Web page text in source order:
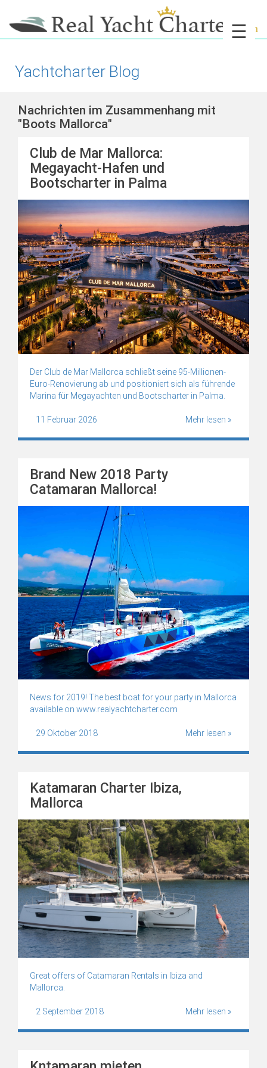
☰
Yachtcharter Blog
Nachrichten im Zusammenhang mit
"Boots Mallorca"
Club de Mar Mallorca:
Megayacht-Hafen und
Bootscharter in Palma
Der Club de Mar Mallorca schließt seine 95-Millionen-
Euro-Renovierung ab und positioniert sich als führende
Marina für Megayachten und Bootscharter in Palma.
11 Februar 2026 Mehr lesen »
Brand New 2018 Party
Catamaran Mallorca!
News for 2019! The best boat for your party in Mallorca
available on www.realyachtcharter.com
29 Oktober 2018 Mehr lesen »
Katamaran Charter Ibiza,
Mallorca
Great offers of Catamaran Rentals in Ibiza and
Mallorca.
2 September 2018 Mehr lesen »